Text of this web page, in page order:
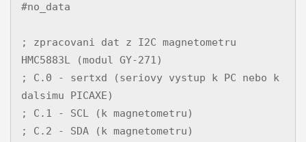
#no_data
; zpracovani dat z I2C magnetometru
HMC5883L (modul GY-271)
; C.0 - sertxd (seriovy vystup k PC nebo k
dalsimu PICAXE)
; C.1 - SCL (k magnetometru)
; C.2 - SDA (k magnetometru)